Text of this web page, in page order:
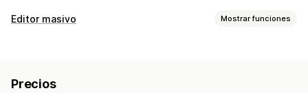
Optimización de la imagen
Editor masivo Mostrar funciones
Precios